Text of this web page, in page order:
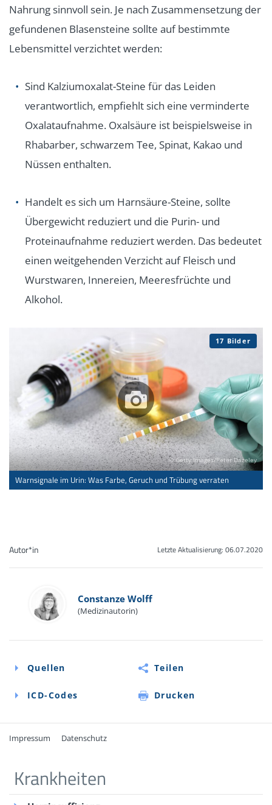
Nahrung sinnvoll sein. Je nach Zusammensetzung der
gefundenen Blasensteine sollte auf bestimmte
Lebensmittel verzichtet werden:
Sind Kalziumoxalat-Steine für das Leiden
verantwortlich, empfiehlt sich eine verminderte
Oxalataufnahme. Oxalsäure ist beispielsweise in
Rhabarber, schwarzem Tee, Spinat, Kakao und
Nüssen enthalten.
Handelt es sich um Harnsäure-Steine, sollte
Übergewicht reduziert und die Purin- und
Proteinaufnahme reduziert werden. Das bedeutet
einen weitgehenden Verzicht auf Fleisch und
Wurstwaren, Innereien, Meeresfrüchte und
Alkohol.
© Getty Images/Peter Dazeley
Warnsignale im Urin: Was Farbe, Geruch und Trübung verraten
17 Bilder
Letzte Aktualisierung: 06.07.2020
Autor*in
Constanze Wolff
(Medizinautorin)
Quellen Teilen
ICD-Codes Drucken
Impressum Datenschutz
Quellen
Patienteninformation der Deutschen Gesellschaft für
ICD-Codes
N21
Krankheiten